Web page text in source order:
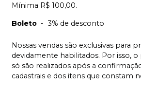
Mínima R$ 100,00.
Boleto - 3% de desconto
Nossas vendas são exclusivas para
devidamente habilitados. Por isso,
só são realizados após a
cadastrais e dos itens que constam